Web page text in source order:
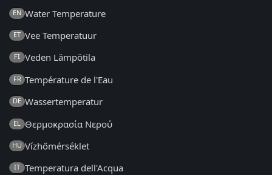
EN Water Temperature
ET Vee Temperatuur
FI Veden Lämpötila
FR Température de l'Eau
DE Wassertemperatur
EL Θερμοκρασία Νερού
HU Vízhőmérséklet
IT Temperatura dell'Acqua